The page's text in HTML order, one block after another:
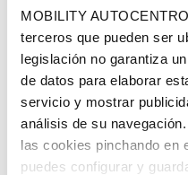
MOBILITY
terceros que pueden ser
legislación no garantiza
de datos para elaborar
servicio y mostrar
análisis de su
las cookies pinchando en
puedes configurar y
Diésel
Combustible